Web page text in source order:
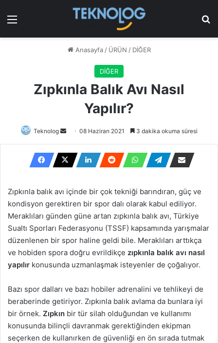
Menü
Anasayfa / ÜRÜN / DİĞER
DİĞER
Zıpkınla Balık Avı Nasıl
Yapılır?
Teknolog
Bir
e-
posta
göndermek
08 Haziran 2021 3 dakika okuma süresi
Zıpkınla balık avı içinde bir çok tekniği barındıran, güç ve
kondisyon gerektiren bir spor dalı olarak kabul ediliyor.
Meraklıları günden güne artan zıpkınla balık avı, Türkiye
Sualtı Sporları Federasyonu (TSSF) kapsamında yarışmalar
düzenlenen bir spor haline geldi bile. Meraklıları arttıkça
ve hobiden spora doğru evrildikçe zıpkınla balık avı nasıl
yapılır konusunda uzmanlaşmak isteyenler de çoğalıyor.
Bazı spor dalları ve bazı hobiler adrenalini ve tehlikeyi de
beraberinde getiriyor. Zıpkınla balık avlama da bunlara iyi
bir örnek. Zıpkın bir tür silah olduğundan ve kullanımı
konusunda bilinçli davranmak gerektiğinden ekipman
seçerken de kullanırken de güvenliği en ön sırada tutmak